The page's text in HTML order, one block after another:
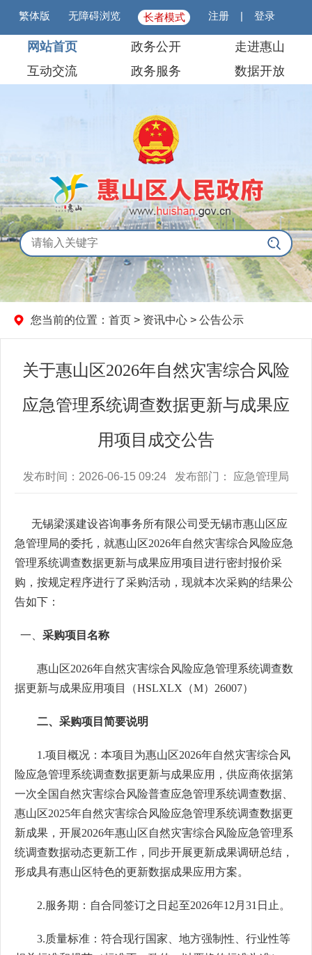
繁体版 无障碍浏览 长者模式 注册 |登录
网站首页 政务公开
走进惠山
互动交流
政务服务 数据开放
您当前的位置： 首页 > 资讯中心 > 公告公示
关于惠山区2026年自然灾害综合风险
应急管理系统调查数据更新与成果应
用项目成交公告
发布时间：2026-06-15 09:24 发布部门： 应急管理局
无锡梁溪建设咨询事务所有限公司受无锡市惠山区应
急管理局的委托，就惠山区2026年自然灾害综合风险应急
管理系统调查数据更新与成果应用项目 进行密封报价采
购， 按规定程序进行了采购活动，现就本次采购的结果公
告如下：
一、 采购项目名称
惠山区2026年自然灾害综合风险应急管理系统调查数
据更新与成果应用项目
（HSLXLX（M）26007）
二、采购项目简要说明
1.项目概况： 本项目为惠山区2026年自然灾害综合风
险应急管理系统调查数据更新与成果应用，供应商依据第
一次全国自然灾害综合风险普查应急管理系统调查数据、
惠山区2025年自然灾害综合风险应急管理系统调查数据更
新成果，开展2026年惠山区自然灾害综合风险应急管理系
统调查数据动态更新工作，同步开展更新成果调研总结，
形成具有惠山区特色的更新数据成果应用方案。
2.服务期： 自合同签订之日起至2026年12月31日止 。
3.质量标准： 符合现行国家、地方强制性、行业性等